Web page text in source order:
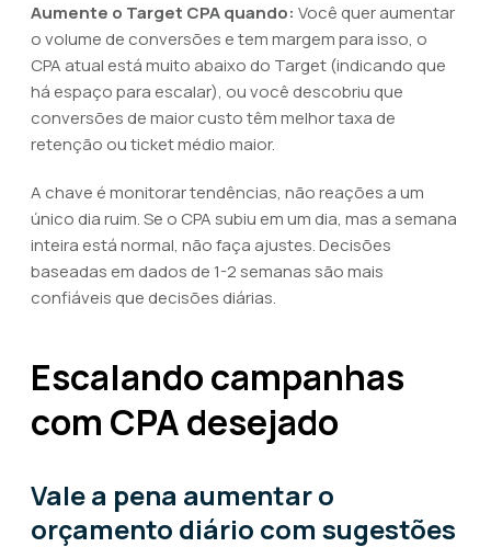
Aumente o Target CPA quando: Você quer aumentar
o volume de conversões e tem margem para isso, o
CPA atual está muito abaixo do Target (indicando que
há espaço para escalar), ou você descobriu que
conversões de maior custo têm melhor taxa de
retenção ou ticket médio maior.
A chave é monitorar tendências, não reações a um
único dia ruim. Se o CPA subiu em um dia, mas a semana
inteira está normal, não faça ajustes. Decisões
baseadas em dados de 1-2 semanas são mais
confiáveis que decisões diárias.
Escalando campanhas
com CPA desejado
Vale a pena aumentar o
orçamento diário com sugestões